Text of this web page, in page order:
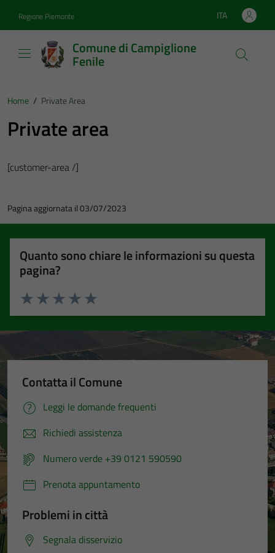
Regione Piemonte Lingua attiva:
ITA
Comune di Campiglione
Fenile
Home / Private Area
Private area
[customer-area /]
Pagina aggiornata il 03/07/2023
Quanto sono chiare le informazioni su questa
pagina?
Valuta 5 stelle su 5
Valuta 4 stelle su 5
Valuta 3 stelle su 5
Valuta 2 stelle su 5
Valuta 1 stelle su 5
Contatta il Comune
Leggi le domande frequenti
Richiedi assistenza
Numero verde +39 0121 590590
Prenota appuntamento
Problemi in città
Segnala disservizio